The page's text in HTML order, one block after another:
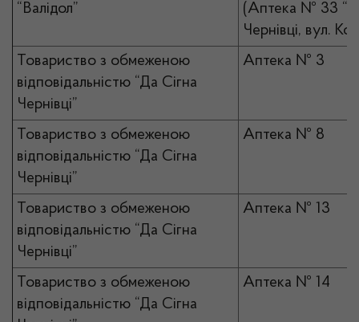
“Валідол”
(Аптека № 33
Чернівці, вул.
Товариство з обмеженою
відповідальністю “Да Сігна
Чернівці”
Аптека № 3
Товариство з обмеженою
відповідальністю “Да Сігна
Чернівці”
Аптека № 8
Товариство з обмеженою
відповідальністю “Да Сігна
Чернівці”
Аптека № 13
Товариство з обмеженою
відповідальністю “Да Сігна
Аптека № 14